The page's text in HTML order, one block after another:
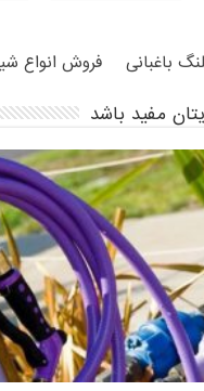
باغبانی فروش انواع
مفید باشد